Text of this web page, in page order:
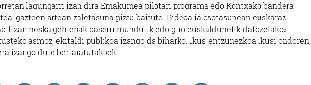
lagungarri izan dira Emakumea pilotari programa edo Kontxako bandera
gazteen artean zaletasuna piztu baitute. Bideoa ia osotasunean euskaraz
neska gehienak baserri mundutik edo giro euskaldunetik datozelako».
asmoz, ekitaldi publikoa izango da biharko. Ikus-entzunezkoa ikusi ondoren,
izango dute bertaratutakoek.